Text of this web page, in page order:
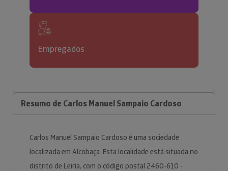
Empregados
Resumo de Carlos Manuel Sampaio Cardoso
Carlos Manuel Sampaio Cardoso é uma sociedade
localizada em Alcobaça. Esta localidade está situada no
distrito de Leiria, com o código postal 2460-610 -